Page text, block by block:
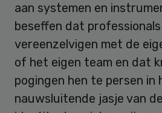
aan systemen en
beseffen dat
vereenzelvigen met de
of het eigen team en dat
pogingen hen te persen in
nauwsluitende jasje van